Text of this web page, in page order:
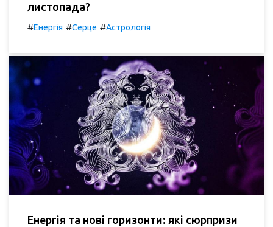
листопада?
#Енергія #Серце #Астрологія
Енергія та нові горизонти: які сюрпризи